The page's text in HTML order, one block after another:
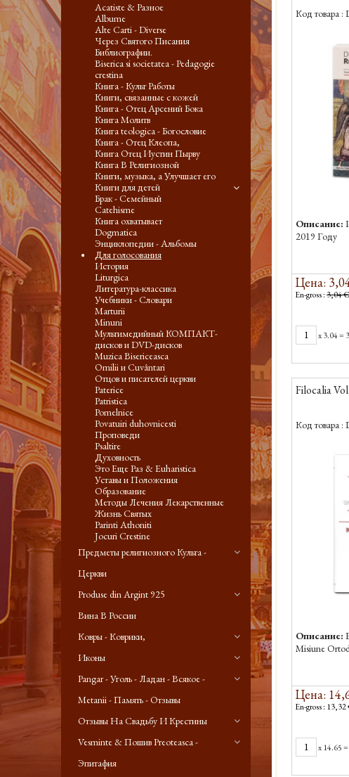
Acatiste & Разное
Albume
Alte Carti - Diverse
Через Святого Писания
Библиографии.
Biserica si societatea - Pedagogie
crestina
Книга - Культ Работы
Книги, связанные с кожей
Книга - Отец Арсений Бока
Книга Молитв
Книга teologica - Богословие
Книга - Отец Клеопа,
Книга Отец Иустин Пырву
Книга В Религиозной
Книги, музыка, а Улучшает его
Книги для детей
Брак - Семейный
Catehisme
Книга охватывает
Dogmatica
Энциклопедии - Альбомы
Для голосования
История
Liturgica
Литература-классика
Учебники - Словари
Marturii
Minuni
Мультимедийный КОМПАКТ-
дисков и DVD-дисков
Muzica Bisericeasca
Omilii и Cuvântari
Отцов и писателей церкви
Paterice
Patristica
Pomelnice
Povatuiri duhovnicesti
Проповеди
Psaltire
Духовность
Это Еще Раз & Euharistica
Уставы и Положения
Образование
Методы Лечения Лекарственные
Жизнь Святых
Parinti Athoniti
Jocuri Crestine
Предметы религиозного Культа -
Церкви
Produse din Argint 925
Вина В России
Ковры - Коврики,
Иконы
Pangar - Уголь - Ладан - Всякое -
Metanii - Память - Отзывы
Отзывы На Свадьбу И Крестины
Vesminte & Пошив Preoteasca -
Эпитафия
Код товара :
Описание:
2019 Году
Цена:
En-gross :3,04 €
x3.04=
Filocalia
Код товара :
Описание:
Misiune
Цена:
En-gross :
x14.65=